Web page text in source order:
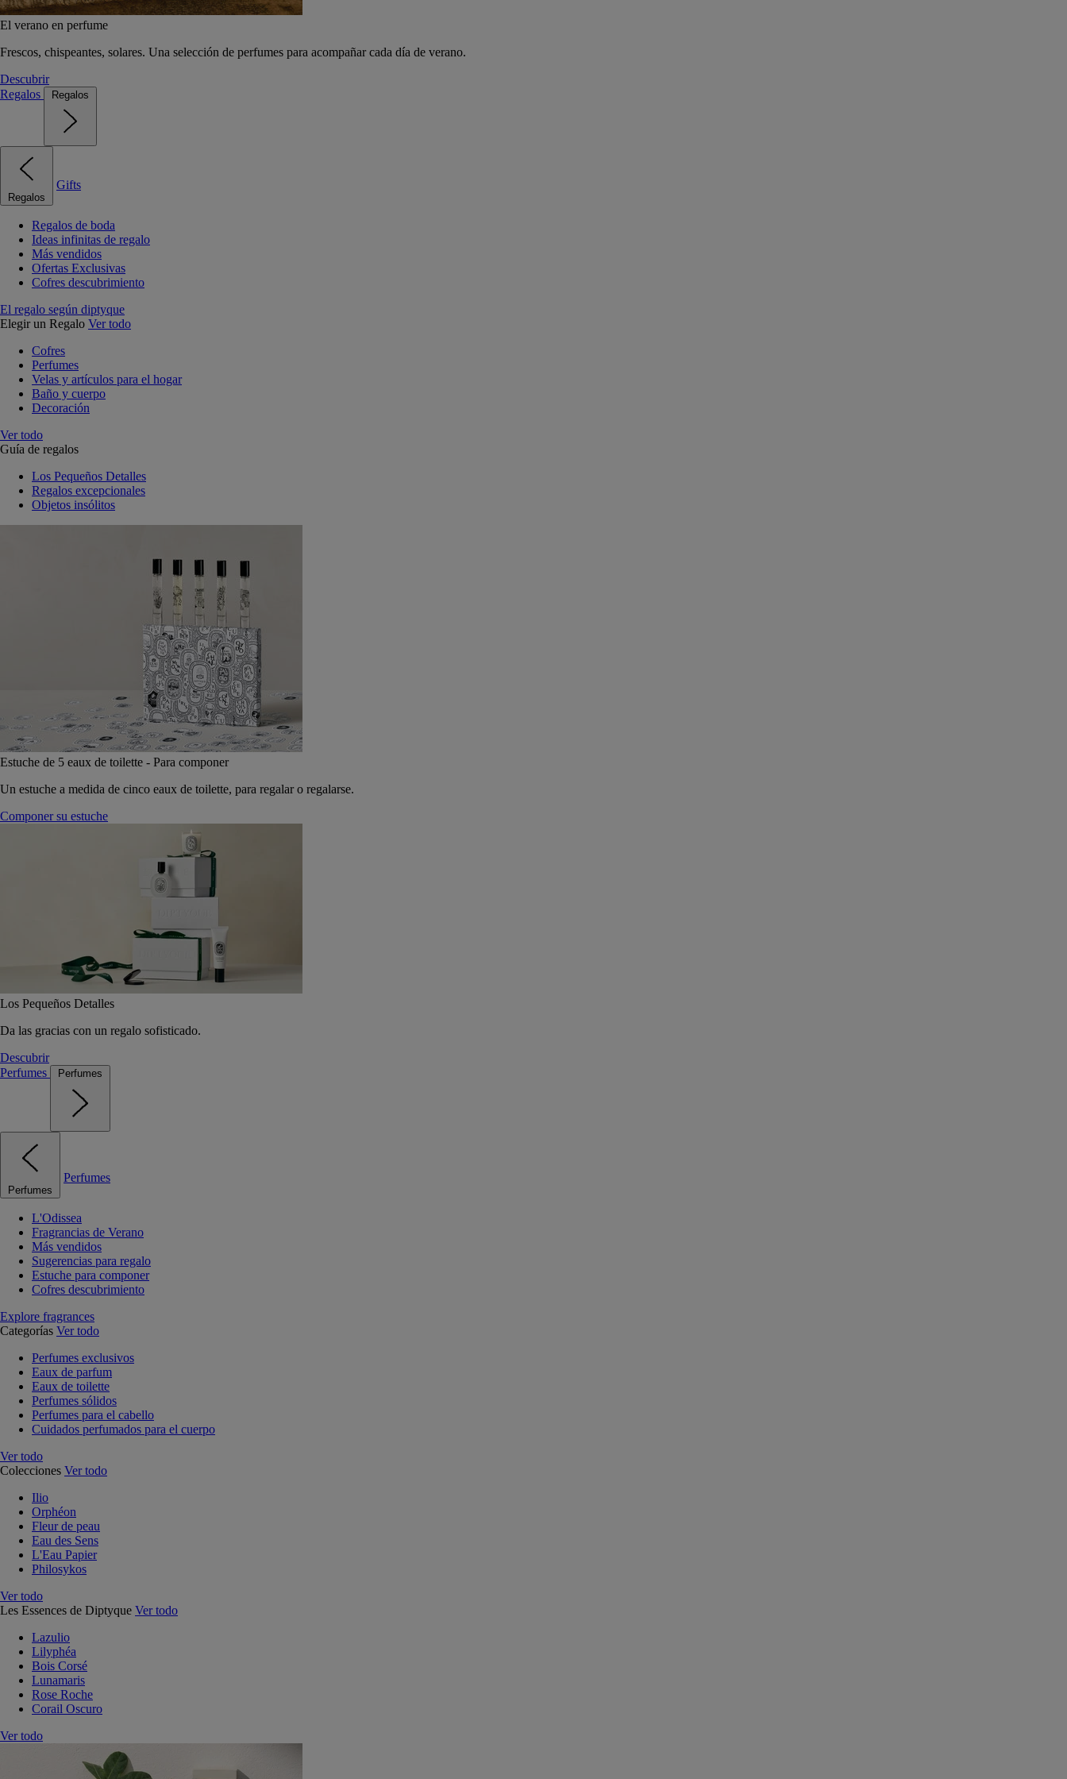
El verano en perfume
Frescos, chispeantes, solares. Una selección de perfumes para acompañar cada día de verano.
Descubrir
Regalos
Regalos
Regalos
Gifts
Regalos de boda
Ideas infinitas de regalo
Más vendidos
Ofertas Exclusivas
Cofres descubrimiento
El regalo según diptyque
Elegir un Regalo Ver todo
Cofres
Perfumes
Velas y artículos para el hogar
Baño y cuerpo
Decoración
Ver todo
Guía de regalos
Los Pequeños Detalles
Regalos excepcionales
Objetos insólitos
Estuche de 5 eaux de toilette - Para componer
Un estuche a medida de cinco eaux de toilette, para regalar o regalarse.
Componer su estuche
Los Pequeños Detalles
Da las gracias con un regalo sofisticado.
Descubrir
Perfumes
Perfumes
Perfumes
Perfumes
L'Odissea
Fragrancias de Verano
Más vendidos
Sugerencias para regalo
Estuche para componer
Cofres descubrimiento
Explore fragrances
Categorías Ver todo
Perfumes exclusivos
Eaux de parfum
Eaux de toilette
Perfumes sólidos
Perfumes para el cabello
Cuidados perfumados para el cuerpo
Ver todo
Colecciones Ver todo
Ilio
Orphéon
Fleur de peau
Eau des Sens
L'Eau Papier
Philosykos
Ver todo
Les Essences de Diptyque Ver todo
Lazulio
Lilyphéa
Bois Corsé
Lunamaris
Rose Roche
Corail Oscuro
Ver todo